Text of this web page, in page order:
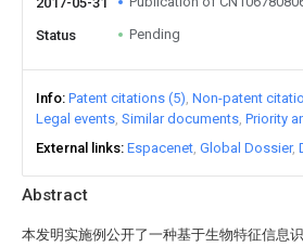
Abstract
本发明实施例公开了一种基于生物特征信息
Status Pending
Info Patent citations (5) Non-patent
Legal events Similar documents Priority
External links Espacenet Global Dossier